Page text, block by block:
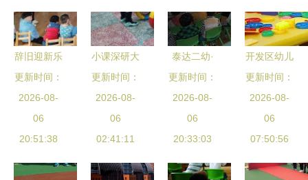
育活动
经验交流培
训
辞旧迎新乐
满园，童心
童趣绘新年
——高丽营
二幼与泰达
更新时间：
2026-08-
06
20:51:38
小课深研大
智慧 ——
泰达二幼教
学研修侧记
更新时间：
2026-08-
06
02:41:11
泰达二幼·
晋中二幼半
日开放课活
动记录
（2012年
更新时间：
2026-08-
06
20:33:03
开发区幼儿
园报名开始
啦！泰达二
幼在线报名
入口在这里
更新时间：
2026-08-
06
07:50:56